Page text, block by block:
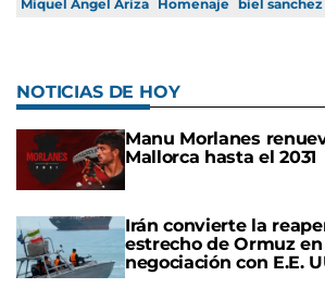
Miquel Ángel Ariza Homenaje biel sanchez
NOTICIAS DE HOY
Manu Morlanes
Mallorca hasta el 2031
Irán convierte la
estrecho de Ormuz
negociación con E.E.